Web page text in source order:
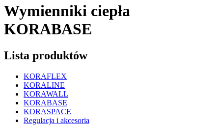
Wymienniki ciepła
KORABASE
Lista produktów
KORAFLEX
KORALINE
KORAWALL
KORABASE
KORASPACE
Regulacja i akcesoria